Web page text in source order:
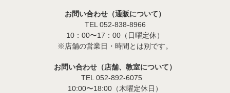
お問い合わせ（通販について）
TEL 052-838-8966
10：00〜17：00（日曜定休）
※店舗の営業日・時間とは別です。
お問い合わせ（店舗、教室について）
TEL 052-892-6075
10:00〜18:00（木曜定休日）